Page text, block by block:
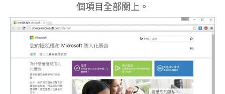
個項目全部關上。